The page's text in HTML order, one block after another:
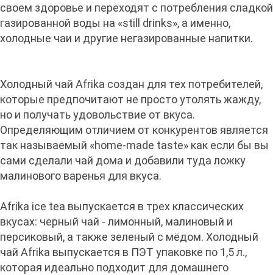
своем здоровье и переходят с потребления сладкой
газированной воды на «still drinks», а именно,
холодные чаи и другие негазированные напитки.
Холодный чай Afrika создан для тех потребителей,
которые предпочитают не просто утолять жажду,
но и получать удовольствие от вкуса.
Определяющим отличием от конкурентов является
так называемый «home-made taste» как если бы вы
сами сделали чай дома и добавили туда ложку
малинового варенья для вкуса.
Afrika ice tea выпускается в трех классических
вкусах: черный чай - лимонный, малиновый и
персиковый, а также зеленый с мёдом. Холодный
чай Afrika выпускается в ПЭТ упаковке по 1,5 л.,
которая идеально подходит для домашнего